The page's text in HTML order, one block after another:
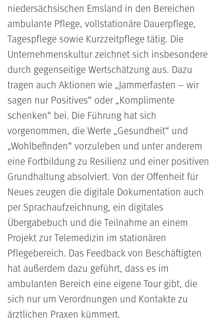
niedersächsischen Emsland in den Bereichen
ambulante Pflege, vollstationäre Dauerpflege,
Tagespflege sowie Kurzzeitpflege tätig. Die
Unternehmenskultur zeichnet sich insbesondere
durch gegenseitige Wertschätzung aus. Dazu
tragen auch Aktionen wie „Jammerfasten – wir
sagen nur Positives“ oder „Komplimente
schenken“ bei. Die Führung hat sich
vorgenommen, die Werte „Gesundheit“ und
„Wohlbefinden“ vorzuleben und unter anderem
eine Fortbildung zu Resilienz und einer positiven
Grundhaltung absolviert. Von der Offenheit für
Neues zeugen die digitale Dokumentation auch
per Sprachaufzeichnung, ein digitales
Übergabebuch und die Teilnahme an einem
Projekt zur Telemedizin im stationären
Pflegebereich. Das Feedback von Beschäftigten
hat außerdem dazu geführt, dass es im
ambulanten Bereich eine eigene Tour gibt, die
sich nur um Verordnungen und Kontakte zu
ärztlichen Praxen kümmert.